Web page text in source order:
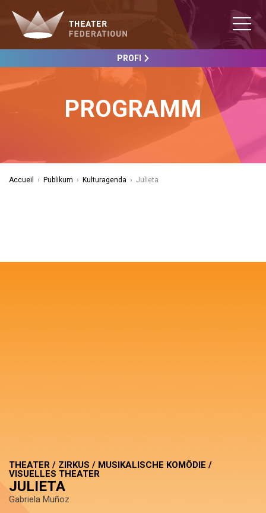
PROFI
PROGRAMM
Accueil › Publikum › Kulturagenda › Julieta
THEATER / ZIRKUS / MUSIKALISCHE KOMÖDIE /
VISUELLES THEATER
JULIETA
Gabriela Muñoz